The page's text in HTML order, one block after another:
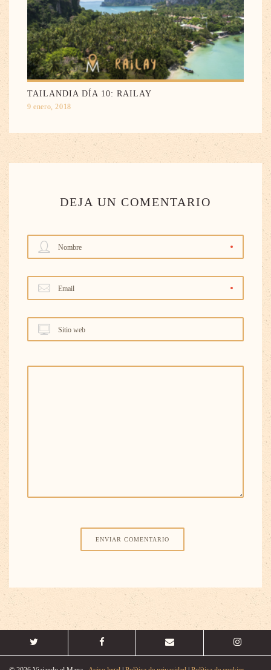
TAILANDIA DÍA 10: RAILAY
9 enero, 2018
DEJA UN COMENTARIO
Nombre
Email
Sitio web